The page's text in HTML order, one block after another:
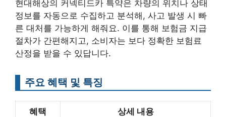
현대해상의 커넥티드카 특약은 차량의 위치나 상태
정보를 자동으로 수집하고 분석해, 사고 발생 시 빠
른 대처를 가능하게 해줘요. 이를 통해 보험금 지급
절차가 간편해지고, 소비자는 보다 정확한 보험료
산정을 받을 수 있답니다.
주요 혜택 및 특징
혜택 상세 내용